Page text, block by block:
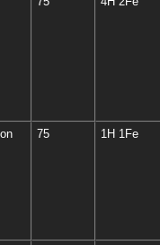
75 1H 1Fe